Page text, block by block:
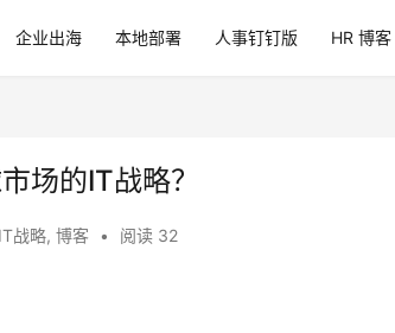
企业出海 本地部署 人事钉钉版 HR 博客
场的IT战略？
IT战略, 博客 • 阅读 32